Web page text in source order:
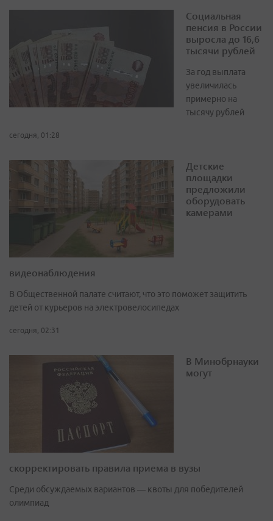
Социальная
пенсия в России
выросла до 16,6
тысячи рублей
За год выплата
увеличилась
примерно на
тысячу рублей
сегодня, 01:28
Детские
площадки
предложили
оборудовать
камерами
видеонаблюдения
В Общественной палате считают, что это поможет защитить
детей от курьеров на электровелосипедах
сегодня, 02:31
В Минобрнауки
могут
скорректировать правила приема в вузы
Среди обсуждаемых вариантов — квоты для победителей
олимпиад